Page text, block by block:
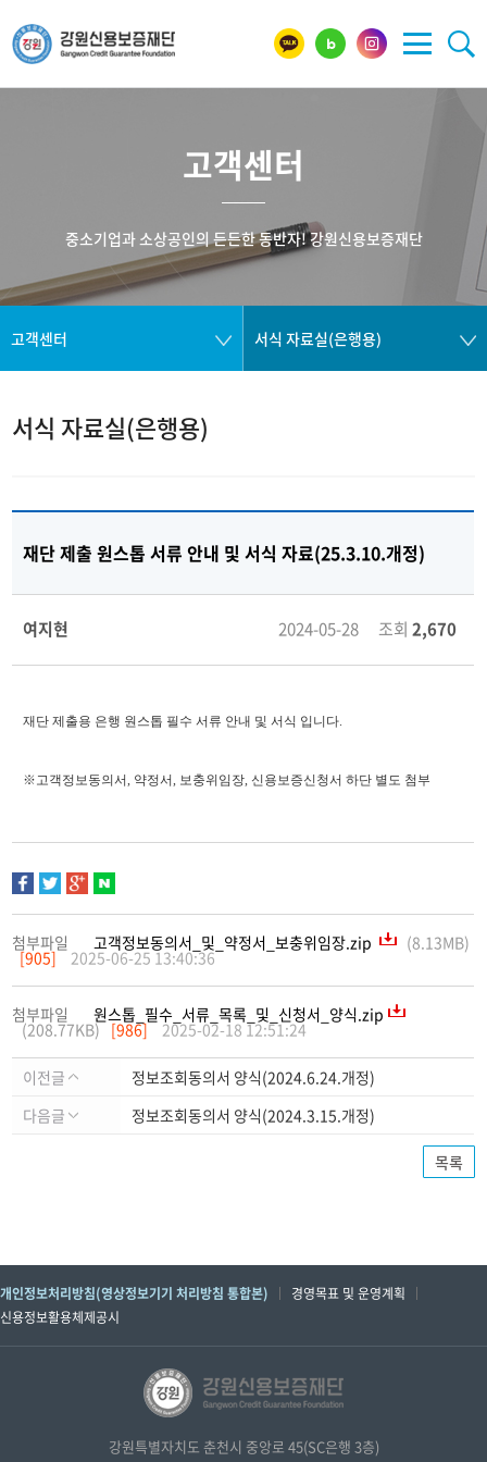
고객센터
중소기업과 소상공인의 든든한 동반자! 강원신용보증재단
고객센터 서식 자료실(은행용)
서식 자료실(은행용)
재단 제출 원스톱 서류 안내 및 서식 자료(25.3.10.개정)
여지현 2024-05-28 조회2,670
재단 제출용 은행 원스톱 필수 서류 안내 및 서식 입니다.
※고객정보동의서, 약정서, 보충위임장, 신용보증신청서 하단 별도 첨부
첨부파일 고객정보동의서_및_약정서_보충위임장.zip (8.13MB)
[905] 2025-06-25 13:40:36
첨부파일 원스톱_필수_서류_목록_및_신청서_양식.zip
(208.77KB) [986] 2025-02-18 12:51:24
이전글
정보조회동의서 양식(2024.6.24.개정)
다음글
정보조회동의서 양식(2024.3.15.개정)
목록
개인정보처리방침(영상정보기기 처리방침 통합본)
경영목표 및 운영계획
신용정보활용체제공시
강원특별자치도 춘천시 중앙로 45(SC은행 3층)